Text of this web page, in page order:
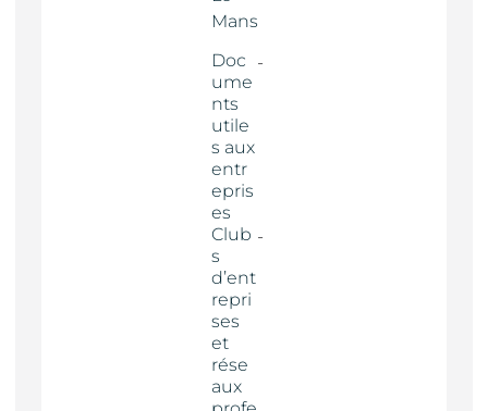
Mans
Doc
ume
nts
utile
s aux
entr
epris
es
Club
s
d’ent
repri
ses
et
rése
aux